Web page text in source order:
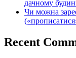
дачному
Чи можна
Recent